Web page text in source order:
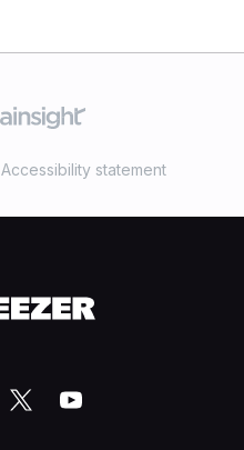
Accessibility statement